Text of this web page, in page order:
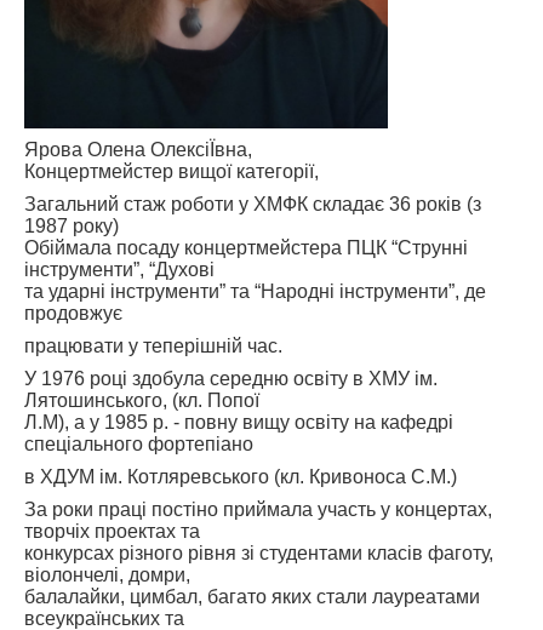
Ярова Олена ОлексіЇвна,
Концертмейстер вищої категорії,
Загальний стаж роботи у ХМФК складає 36 років (з
1987 року)
Обіймала посаду концертмейстера ПЦК “Струнні
інструменти”, “Духові
та ударні інструменти” та “Народні інструменти”, де
продовжує
працювати у теперішній час.
У 1976 році здобула середню освіту в ХМУ ім.
Лятошинського, (кл. Попої
Л.М), а у 1985 р. - повну вищу освіту на кафедрі
спеціального фортепіано
в ХДУМ ім. Котляревського (кл. Кривоноса С.М.)
За роки праці постіно приймала участь у концертах,
творчіх проектах та
конкурсах різного рівня зі студентами класів фаготу,
віолончелі, домри,
балалайки, цимбал, багато яких стали лауреатами
всеукраїнських та